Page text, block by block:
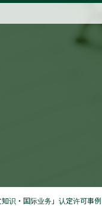
知识・国际业务」认定许可事例